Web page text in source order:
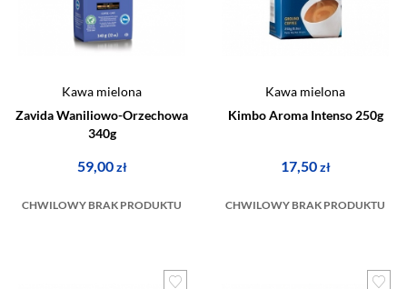
Kawa mielona
Zavida Waniliowo-Orzechowa
340g
59,00zł
CHWILOWY BRAK PRODUKTU
Kawa mielona
Kimbo Aroma Intenso 250g
17,50zł
CHWILOWY BRAK PRODUKTU